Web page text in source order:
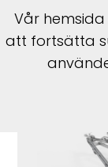
Vår
att fortsätta